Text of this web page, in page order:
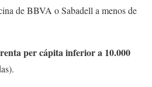
de BBVA o Sabadell a menos de
renta per cápita inferior a 10.000